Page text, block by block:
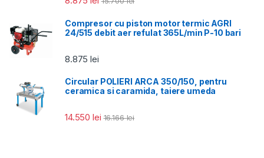
Compresor cu piston motor termic AGRI
24/515 debit aer refulat 365L/min P-10 bari
8.875lei
Circular POLIERI ARCA 350/150, pentru
ceramica si caramida, taiere umeda
14.550lei 16.166lei